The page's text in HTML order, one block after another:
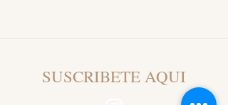
SUSCRIBETE AQUI